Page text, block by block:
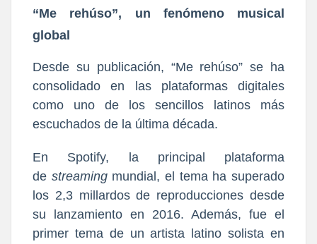
“Me rehúso”, un fenómeno musical
global
Desde su publicación, “Me rehúso” se ha
consolidado en las plataformas digitales
como
uno de los sencillos latinos más
escuchados de la última década.
En Spotify, la principal plataforma
de streaming mundial, el tema ha superado
los 2,3 millardos de reproducciones desde
su lanzamiento en 2016. Además, fue el
primer tema de un artista latino solista en